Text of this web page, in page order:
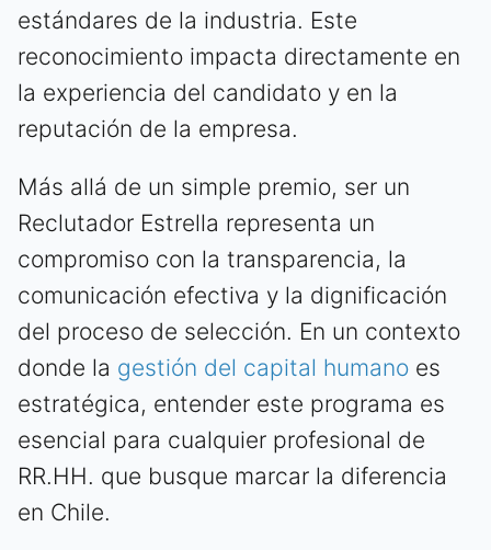
estándares de la industria. Este
reconocimiento impacta directamente en
la experiencia del candidato y en la
reputación de la empresa.
Más allá de un simple premio, ser un
Reclutador Estrella representa un
compromiso con la transparencia, la
comunicación efectiva y la dignificación
del proceso de selección. En un contexto
donde la gestión del capital humano es
estratégica, entender este programa es
esencial para cualquier profesional de
RR.HH. que busque marcar la diferencia
en Chile.